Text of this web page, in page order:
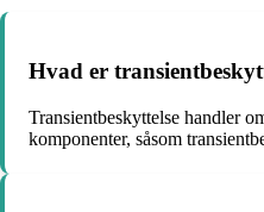
Hvad er
Transientbeskyttelse handler
komponenter, såsom